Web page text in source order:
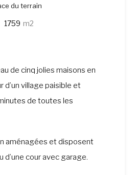
du terrain
1759 m2
de cinq jolies maisons en
d’un village paisible et
de toutes les
aménagées et disposent
d’une cour avec garage.